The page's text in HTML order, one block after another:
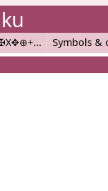
Symbols &